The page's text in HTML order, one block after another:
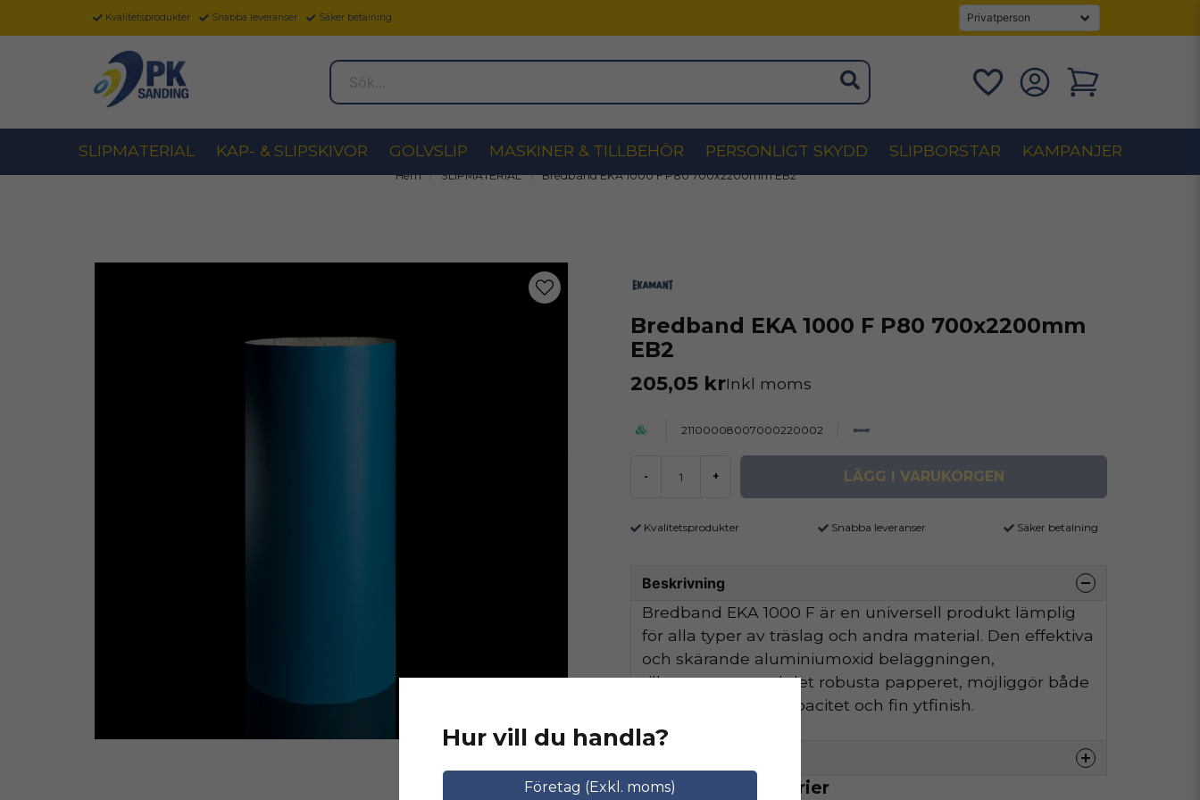
Kvalitetsprodukter Snabba leveranser Säker betalning
Sök...
SLIPMATERIAL KAP- & SLIPSKIVOR GOLVSLIP MASKINER & TILLBEHÖR PERSONLIGT SKYDD SLIPBORSTAR KAMPANJER
Hem SLIPMATERIAL Bredband EKA 1000 F P80 700x2200mm EB2
Bredband EKA 1000 F P80 700x2200mm
EB2
205,05 krInkl moms
21100008007000220002
- + LÄGG I VARUKORGEN
Kvalitetsprodukter Snabba leveranser Säker betalning
Beskrivning
Bredband EKA 1000 F är en universell produkt lämplig
för alla typer av träslag och andra material. Den effektiva
och skärande aluminiumoxid beläggningen,
tillsammans med det robusta papperet, möjliggör både
hög avverkningskapacitet och fin ytfinish.
Relaterade kategorier
Hur vill du handla?
Företag (Exkl. moms)